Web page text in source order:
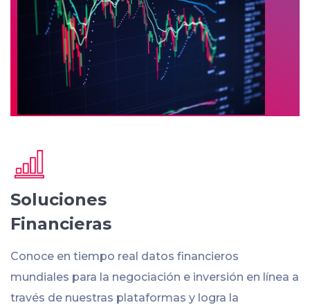
Soluciones
Financieras
Conoce en tiempo real datos financieros
mundiales para la negociación e inversión en línea a
través de nuestras plataformas y logra la